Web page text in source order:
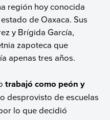
región hoy conocida
de Oaxaca. Sus
y Brígida García,
zapoteca que
apenas tres años.
trabajó como peón y
desprovisto de escuelas
lo que decidió